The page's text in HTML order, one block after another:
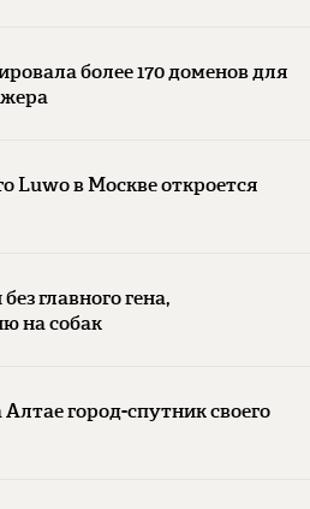
более 170 доменов для
Luwo в Москве откроется
главного гена,
на собак
город-спутник своего